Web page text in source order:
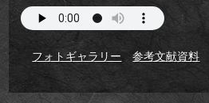
フォトギャラリー 参考文献資料